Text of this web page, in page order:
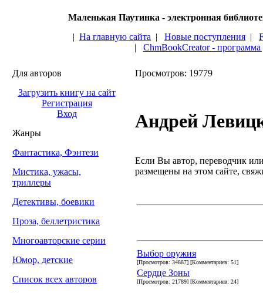
Маленькая Паутинка - электронная
| На главную сайта | Новые поступления |
| ChmBookCreator -
Для авторов
Загрузить книгу на сайт
Регистрация
Вход
Жанры
Фантастика, Фэнтези
Мистика, ужасы,
триллеры
Детективы, боевики
Проза, беллетристика
Многоавторские серии
Юмор, детские
Список всех авторов
Просмотров: 19779
Андрей
Если Вы автор, переводчик
размещены на этом сайте,
Выбор оружия
[Просмотров: 34887] [Комментариев: 51]
Сердце Зоны
[Просмотров: 21789] [Комментариев: 24]